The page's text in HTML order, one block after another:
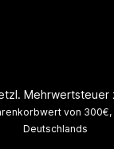
Mehrwertsteuer
von 300€,
Deutschlands